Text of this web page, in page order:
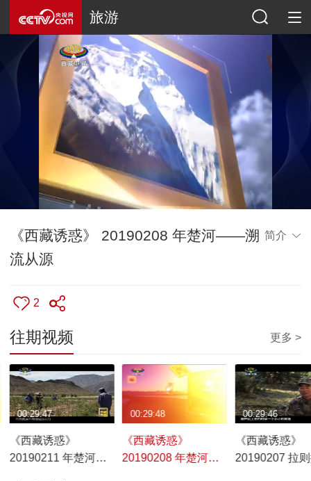
旅游
《西藏诱惑》 20190208 年楚河——溯
流从源
简介
2
往期视频 更多 >
《西藏诱惑》
20190211 年楚河
00:29:47
《西藏诱惑》
20190208 年楚河
00:29:48
《西藏诱惑》
20190207 拉
00:29:46